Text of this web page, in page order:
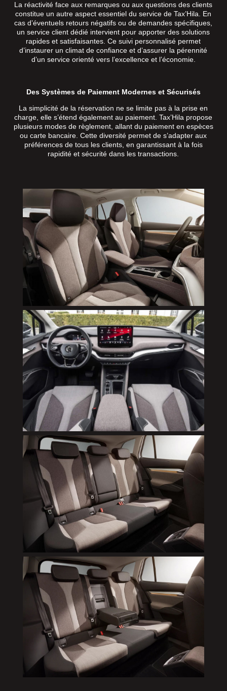
La réactivité face aux remarques ou aux questions des clients
constitue un autre aspect essentiel du service de Tax’Hila. En
cas d’éventuels retours négatifs ou de demandes spécifiques,
un service client dédié intervient pour apporter des solutions
rapides et satisfaisantes. Ce suivi personnalisé permet
d’instaurer un climat de confiance et d’assurer la pérennité
d’un service orienté vers l’excellence et l’économie.
Des Systèmes de Paiement Modernes et Sécurisés
La simplicité de la réservation ne se limite pas à la prise en
charge, elle s’étend également au paiement. Tax’Hila propose
plusieurs modes de règlement, allant du paiement en espèces
ou carte bancaire. Cette diversité permet de s’adapter aux
préférences de tous les clients, en garantissant à la fois
rapidité et sécurité dans les transactions.